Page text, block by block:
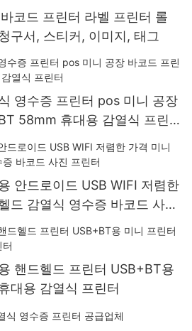
코드 프린터 라벨 프린터 롤
구서, 스티커, 이미지, 태그
영수증 프린터 pos 미니 공장
58mm 휴대용 감열식 프린
안드로이드 USB WIFI 저렴한
드 감열식 영수증 바코드 사진
핸드헬드 프린터 USB+BT용
대용 감열식 프린터